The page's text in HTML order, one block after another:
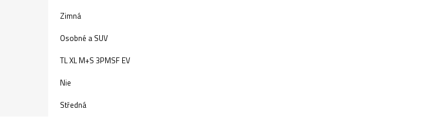
Zimná
Osobné a SUV
TL XL M+S 3PMSF EV
Nie
Středná